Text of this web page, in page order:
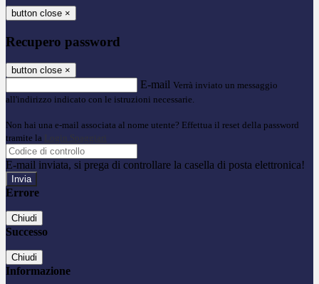
button close ×
Recupero password
button close ×
E-mail Verrà inviato un messaggio
all'indirizzo indicato con le istruzioni necessarie.
Non hai una e-mail associata al nome utente? Effettua il reset della password
tramite la Login Spaggiari
E-mail inviata, si prega di controllare la casella di posta elettronica!
Errore
Chiudi
Successo
Chiudi
Informazione